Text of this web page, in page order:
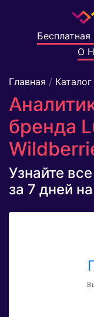
Бесплатная
О
Главная / Каталог
бренда
Узнайте
за 7 дней